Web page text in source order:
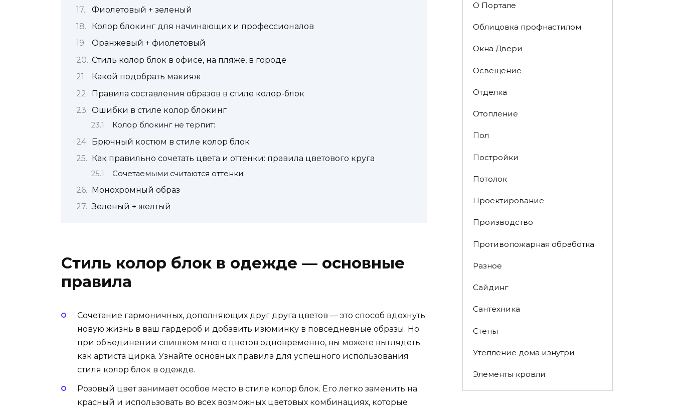
Фиолетовый + зеленый
Колор блокинг для начинающих и профессионалов
Оранжевый + фиолетовый
Стиль колор блок в офисе, на пляже, в городе
Какой подобрать макияж
Правила составления образов в стиле колор-блок
Ошибки в стиле колор блокинг
Колор блокинг не терпит:
Брючный костюм в стиле колор блок
Как правильно сочетать цвета и оттенки: правила цветового круга
Сочетаемыми считаются оттенки:
Монохромный образ
Зеленый + желтый
Стиль колор блок в одежде — основные
правила
Сочетание гармоничных, дополняющих друг друга цветов — это способ вдохнуть
новую жизнь в ваш гардероб и добавить изюминку в повседневные образы. Но
при объединении слишком много цветов одновременно, вы можете выглядеть
как артиста цирка. Узнайте основных правила для успешного использования
стиля колор блок в одежде.
Розовый цвет занимает особое место в стиле колор блок. Его легко заменить на
красный и использовать во всех возможных цветовых комбинациях, которые
О Портале
Облицовка профнастилом
Окна Двери
Освещение
Отделка
Отопление
Пол
Постройки
Потолок
Проектирование
Производство
Противопожарная обработка
Разное
Сайдинг
Сантехника
Стены
Утепление дома изнутри
Элементы кровли